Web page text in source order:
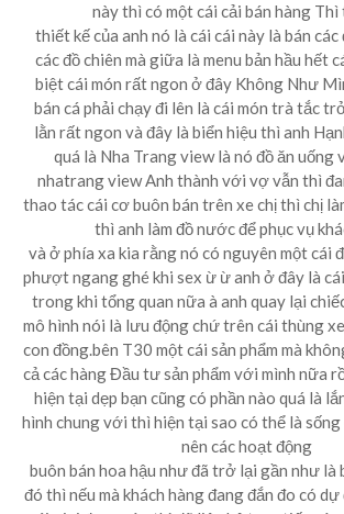
này thì có một cái cải bán hàng Thì
thiết kế của anh nó là cái cái này là bán các
các đồ chiên mà giữa là menu bản hầu hết
biệt cái món rất ngon ở đây Không Như
bán cá phải chạy đi lên là cái món trà tắc
lằn rất ngon và đây là biển hiệu thì anh
quá là Nha Trang view là nó đồ ăn uống
nhatrang view Anh thành với vợ vẫn thì
thao tác cái cơ buôn bán trên xe chị thì chị
thì anh làm đồ nước để phục vụ
và ở phía xa kia rằng nó có nguyên một cái
phượt ngang ghé khi sex ừ ừ anh ở đây là
trong khi tổng quan nữa à anh quay lại
mô hình nói là lưu động chứ trên cái thùng
con đồng.bên T30 một cái sản phẩm mà
cả các hàng Đầu tư sản phẩm với mình nữa
hiện tại dẹp bạn cũng có phần nào quá là
hình chung với thì hiện tại sao có thể là
nên các hoạt động
buôn bán hoa hậu như đã trở lại gần như
đó thì nếu mà khách hàng đang đắn đo có